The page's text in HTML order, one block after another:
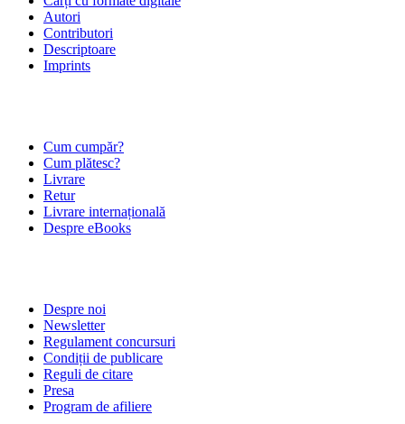
Autori
Contributori
Descriptoare
Imprints
Cum cumpăr?
Cum plătesc?
Livrare
Retur
Livrare internațională
Despre eBooks
Despre noi
Newsletter
Regulament concursuri
Condiții de publicare
Reguli de citare
Presa
Program de afiliere